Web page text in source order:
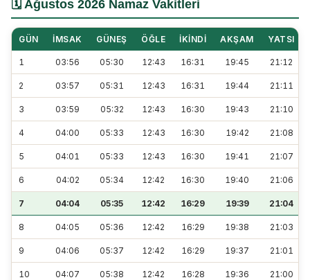
🗓️ Ağustos 2026 Namaz Vakitleri
GÜN İMSAK GÜNEŞ ÖĞLE İKINDI AKŞAM YATSI
1 03:56 05:30 12:43 16:31 19:45 21:12
2 03:57 05:31 12:43 16:31 19:44 21:11
3 03:59 05:32 12:43 16:30 19:43 21:10
4 04:00 05:33 12:43 16:30 19:42 21:08
5 04:01 05:33 12:43 16:30 19:41 21:07
6 04:02 05:34 12:42 16:30 19:40 21:06
7 04:04 05:35 12:42 16:29 19:39 21:04
8 04:05 05:36 12:42 16:29 19:38 21:03
9 04:06 05:37 12:42 16:29 19:37 21:01
10 04:07 05:38 12:42 16:28 19:36 21:00